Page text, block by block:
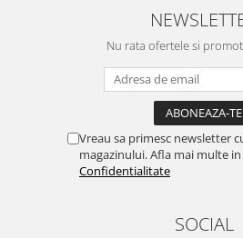
Nu rata ofertele si
Vreau sa primesc newsletter
magazinului. Afla mai multe in
Confidentialitate
SOCIAL